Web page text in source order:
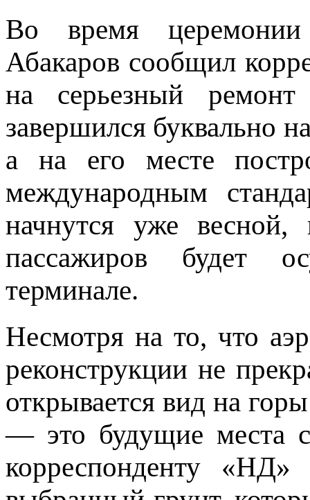
Во время
Абакаров сообщил
на серьезный ремонт
завершился буквально
а на его месте
международным
начнутся уже весной,
пассажиров будет
терминале.
Несмотря на то, что
реконструкции не
открывается вид на
— это будущие места
корреспонденту